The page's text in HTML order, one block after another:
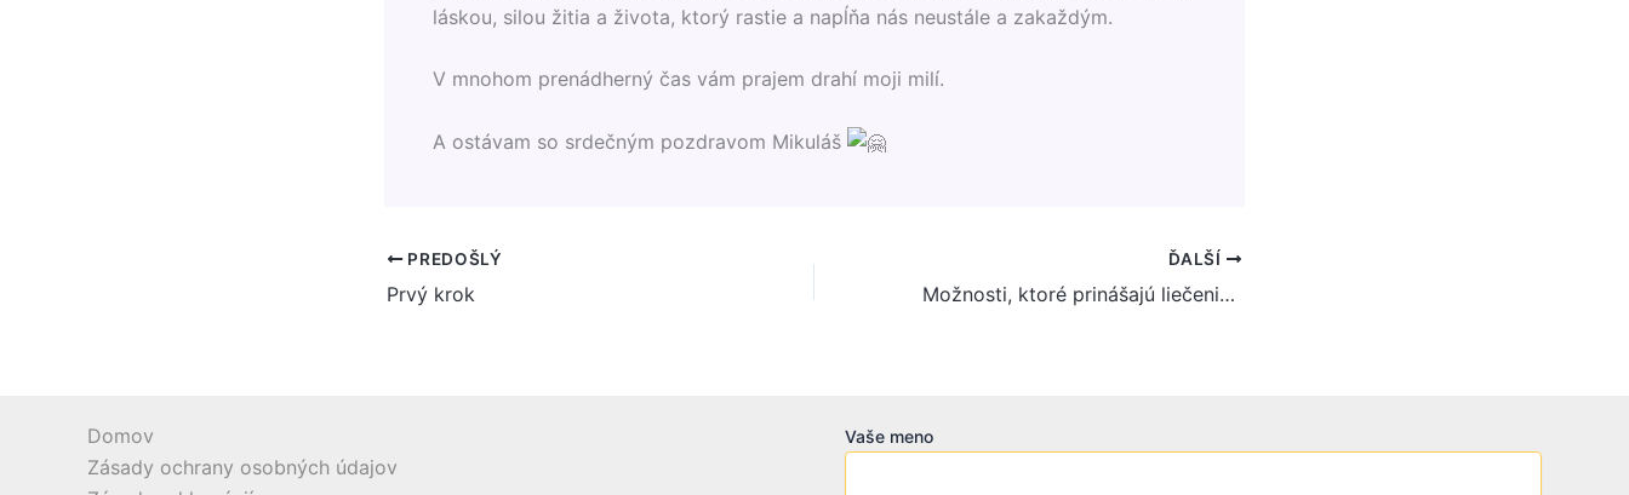
láskou, silou žitia a života, ktorý rastie a napĺňa nás neustále a zakaždým.
V mnohom prenádherný čas vám prajem drahí moji milí.
A ostávam so srdečným pozdravom Mikuláš
PREDOŠLÝ
Prvý krok
ĎALŠÍ
Možnosti, ktoré prinášajú liečenia po vetve filipínskych liečiteľov
Domov
Zásady ochrany osobných údajov
Vaše meno